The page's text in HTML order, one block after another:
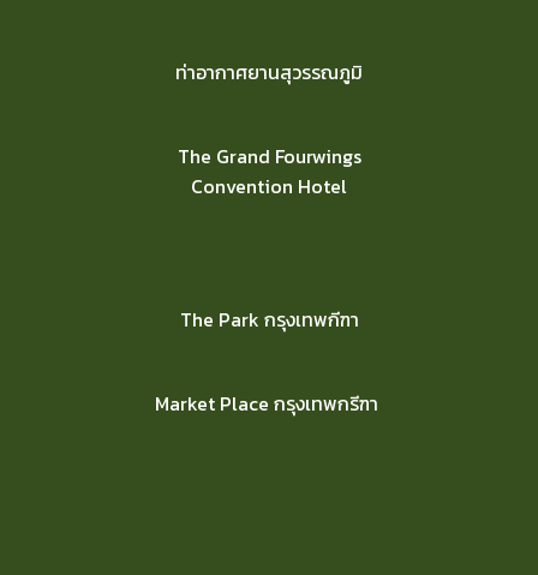
ท่าอากาศยานสุวรรณภูมิ
The Grand Fourwings
Convention Hotel
The Park กรุงเทพกีฑา
Market Place กรุงเทพกรีฑา